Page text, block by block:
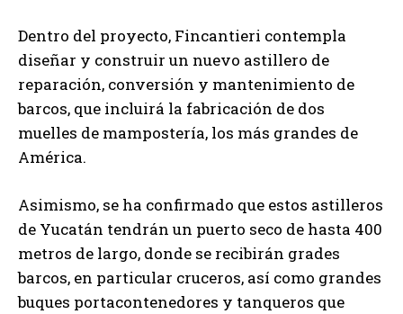
Dentro del proyecto, Fincantieri contempla
diseñar y construir un nuevo astillero de
reparación, conversión y mantenimiento de
barcos, que incluirá la fabricación de dos
muelles de mampostería, los más grandes de
América.
Asimismo, se ha confirmado que estos astilleros
de Yucatán tendrán un puerto seco de hasta 400
metros de largo, donde se recibirán grades
barcos, en particular cruceros, así como grandes
buques portacontenedores y tanqueros que